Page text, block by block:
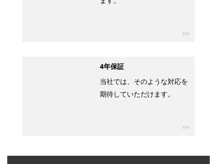
4年保証
当社では、そのような対応を
期待していただけます。